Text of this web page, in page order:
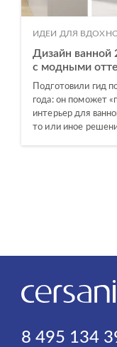
ИДЕИ ДЛЯ
Дизайн ванной
с модными
Подготовили гид
года: он поможет
интерьер для
то или иное
8 495 134